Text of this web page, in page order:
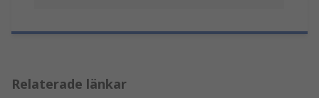
Relaterade länkar